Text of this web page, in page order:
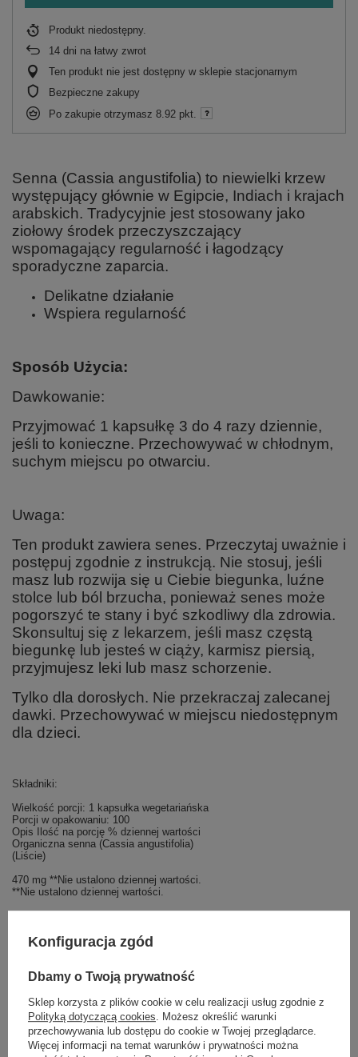
Produkt niedostępny
14 dni na łatwy zwrot
Ten produkt nie jest dostępny w sklepie stacjonarnym
Bezpieczne zakupy
Po zakupie otrzymasz 8.92 pkt.
Senna (Cassia angustifolia) to niewielki krzew
występujący głównie w Egipcie, Indiach i krajach
arabskich. Tradycyjnie jest stosowany jako
ziołowy środek przeczyszczający
wspomagający regularność i łagodzący
sporadyczne zaparcia.
Delikatne działanie
Wspiera regularność
Sposób Użycia:
Dawkowanie:
Przyjmować 1 kapsułkę 3 do 4 razy dziennie,
jeśli to konieczne. Przechowywać w chłodnym,
suchym miejscu po otwarciu.
Uwaga:
Ten produkt zawiera senes. Przeczytaj uważnie i
postępuj zgodnie z instrukcją. Nie stosuj, jeśli
masz lub rozwija się u Ciebie biegunka, luźne
stolce lub ból brzucha, ponieważ senes może
pogorszyć te stany i być szkodliwy dla zdrowia.
Skonsultuj się z lekarzem, jeśli masz częstą
biegunkę lub jesteś w ciąży, karmisz piersią,
przyjmujesz leki lub masz schorzenie.
Tylko dla dorosłych. Nie przekraczaj zalecanej
dawki. Przechowywać w miejscu niedostępnym
dla dzieci.
Składniki:
Wielkość porcji: 1 kapsułka wegetariańska
Porcji w opakowaniu: 100
Opis Ilość na porcję % dziennej wartości
Organiczna senna (Cassia angustifolia)
(Liście)
470 mg **Nie ustalono dziennej wartości.
**Nie ustalono dziennej wartości.
Hypromeloza (kapsułka celulozowa), kwas stearynowy (źródło roślinne)
i dwutlenek krzemu.
Nie wyprodukowano z drożdży, pszenicy, glutenu, soi, kukurydzy,
w zakładzie GMP, który przetwarza inne składniki zawierające te
alergeny.
Konfiguracja zgód
Dbamy o Twoją prywatność
Sklep korzysta z plików cookie w celu realizacji usług zgodnie z
Polityką dotyczącą cookies . Możesz określić warunki
przechowywania lub dostępu do cookie w Twojej przeglądarce.
Więcej informacji na temat warunków i prywatności można